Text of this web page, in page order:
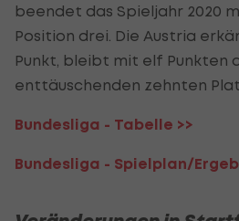
beendet das Spieljahr 2020
Position drei. Die Austria
Punkt, bleibt mit elf Punkten
enttäuschenden zehnten
Bundesliga - Tabelle >>
Bundesliga - Spielplan/